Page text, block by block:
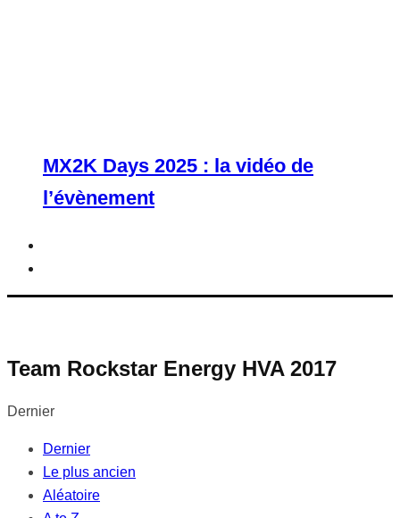
MX2K Days 2025 : la vidéo de
l’évènement
Team Rockstar Energy HVA 2017
Dernier
Dernier
Le plus ancien
Aléatoire